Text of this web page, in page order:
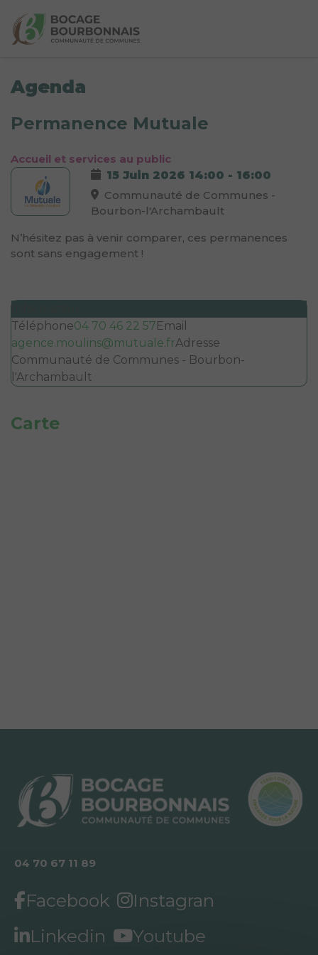
Agenda
Permanence Mutuale
Accueil et services au public
15 Juin 2026 14:00 - 16:00
Communauté de Communes -
Bourbon-l'Archambault
N’hésitez pas à venir comparer, ces permanences
sont sans engagement !
Téléphone04 70 46 22 57Email
agence.moulins@mutuale.frAdresse
Communauté de Communes - Bourbon-
l'Archambault
Carte
04 70 67 11 89
Facebook
Instagran
Linkedin
Youtube